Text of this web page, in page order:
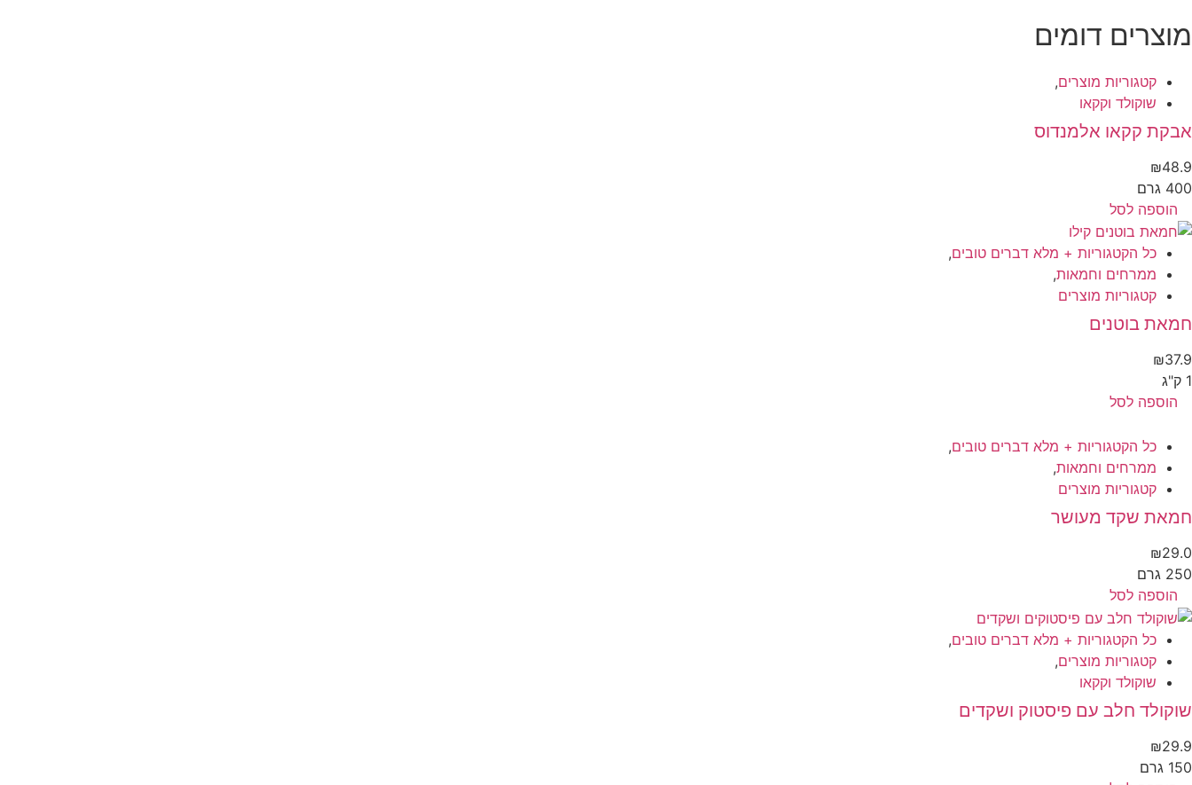
מוצרים דומים
קטגוריות מוצרים,
שוקולד וקקאו
אבקת קקאו אלמנדוס
₪48.9
400 גרם
הוספה לסל
כל הקטגוריות + מלא דברים טובים,
ממרחים וחמאות,
קטגוריות מוצרים
חמאת בוטנים
₪37.9
1 ק"ג
הוספה לסל
כל הקטגוריות + מלא דברים טובים,
ממרחים וחמאות,
קטגוריות מוצרים
חמאת שקד מעושר
₪29.0
250 גרם
הוספה לסל
כל הקטגוריות + מלא דברים טובים,
קטגוריות מוצרים,
שוקולד וקקאו
שוקולד חלב עם פיסטוק ושקדים
₪29.9
150 גרם